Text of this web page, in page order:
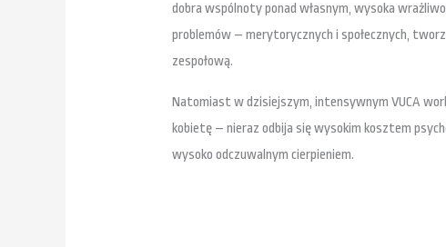
dobra wspólnoty ponad własnym, wysoka
problemów – merytorycznych i społecznych,
zespołową.
Natomiast w dzisiejszym, intensywnym VUCA
kobietę – nieraz odbija się wysokim kosztem
wysoko odczuwalnym cierpieniem.